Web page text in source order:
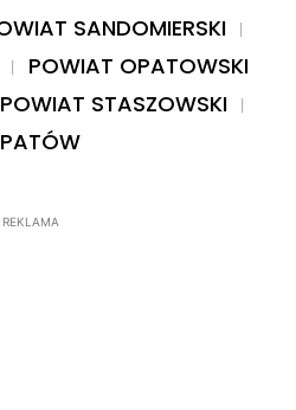
SANDOMIERSKI
POWIAT OPATOWSKI
POWIAT STASZOWSKI
REKLAMA